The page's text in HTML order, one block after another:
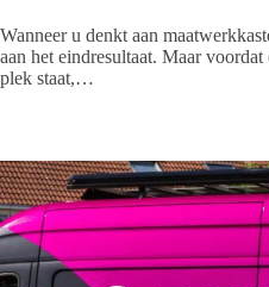
Wanneer u denkt aan
aan het eindresultaat. Maar
plek staat,…